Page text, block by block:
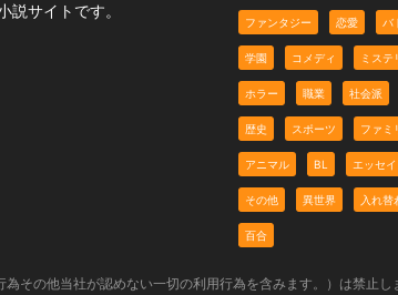
サイトです。
ファンタジー 恋愛 バ
学園 コメディ ミステ
ホラー 職業 社会派
歴史 スポーツ ファミ
アニマル BL エッセイ
その他 異世界 入れ替
百合
その他当社が認めない一切の利用行為を含みます。）は禁止し